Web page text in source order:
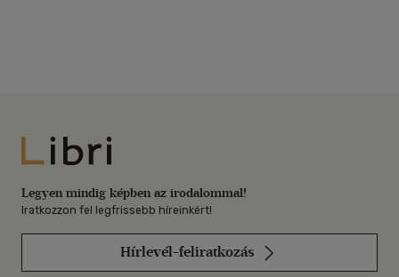
Libri
Legyen mindig képben az irodalommal!
Iratkozzon fel legfrissebb híreinkért!
Hírlevél-feliratkozás